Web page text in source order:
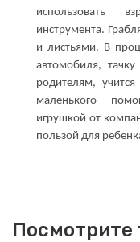
использовать
инструмента.
и листьями. В
автомобиля,
родителям,
маленького
игрушкой от
пользой для
Посмотрите